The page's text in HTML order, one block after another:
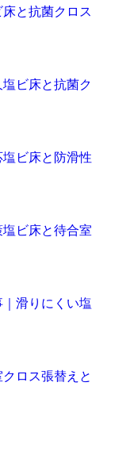
と抗菌クロス
ビ床と抗菌ク
ビ床と防滑性
ビ床と待合室
滑りにくい塩
ロス張替えと